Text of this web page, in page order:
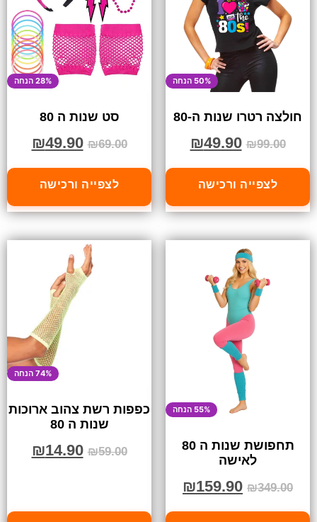
50% הנחה
חולצה רטרו שנות ה-80
₪99.00
₪49.90
לצפייה ורכישה
28% הנחה
סט שנות ה 80
₪69.00
₪49.90
לצפייה ורכישה
55% הנחה
תחפושת שנות ה 80
לאישה
₪349.00
₪159.90
74% הנחה
כפפות רשת צהוב ארוכות
שנות ה 80
₪59.00
₪14.90